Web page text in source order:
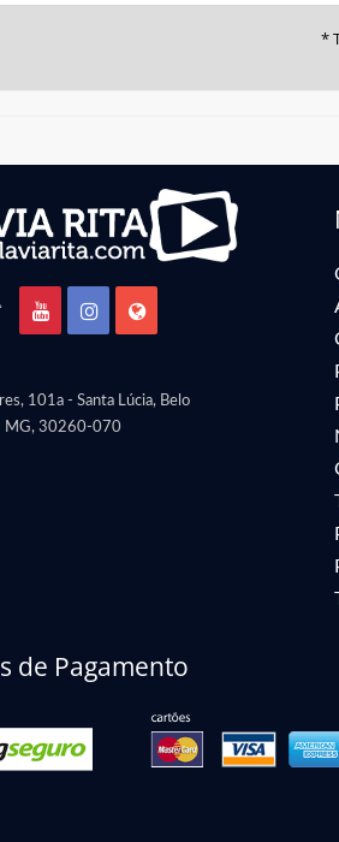
*
101a - Santa Lúcia, Belo
MG, 30260-070
de Pagamento